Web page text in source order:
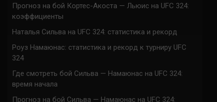
Прогноз на бой Кортес-Акоста — Льюис на UFC 324:
коэффициенты
Наталья Сильва на UFC 324: статистика и рекорд
Роуз Намаюнас: статистика и рекорд к турниру UFC
324
Где смотреть бой Сильва — Намаюнас на UFC 324:
время начала
Прогноз на бой Сильва — Намаюнас на UFC 324: